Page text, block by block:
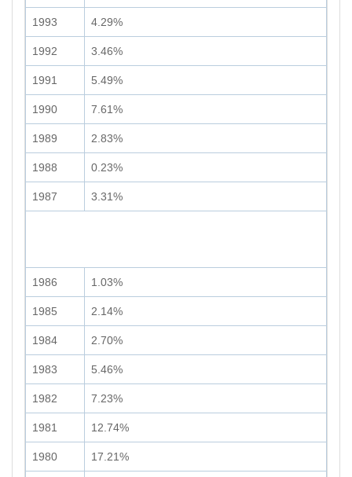
1993 4.29%
1992 3.46%
1991 5.49%
1990 7.61%
1989 2.83%
1988 0.23%
1987 3.31%
1986 1.03%
1985 2.14%
1984 2.70%
1983 5.46%
1982 7.23%
1981 12.74%
1980 17.21%